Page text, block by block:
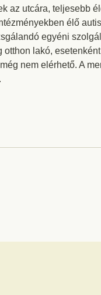
az utcára, teljesebb
élő
egyéni
lakó,
nem elérhető. A